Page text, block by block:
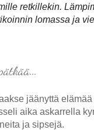
retkillekin.
lomassa ja
jäänyttä
aika askarrella
ja sipsejä.